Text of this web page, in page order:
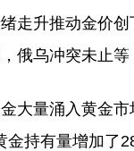
升推动金价创
俄乌冲突未止
量涌入黄金市
金持有量增加了